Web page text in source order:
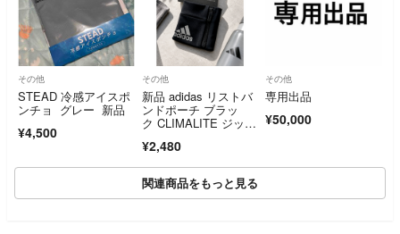
その他
STEAD 冷感アイスポ
ンチョ グレー 新品
¥4,500
その他
新品 adidas リストバ
ンドポーチ ブラッ
ク CLIMALITE ジップ
¥2,480
その他
専用出品
¥50,000
関連商品をもっと見る